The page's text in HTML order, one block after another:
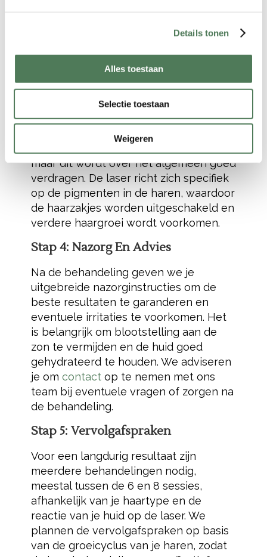
Details tonen
Alles toestaan
Selectie toestaan
Weigeren
is de
behandeling vrijwel pijnloos en wordt
de huid tegelijkertijd beschermd tegen
oververhitting.
De behandeling duurt meestal tussen
de 20 en 30 minuten, afhankelijk van
het te behandelen gebied. Je kunt een
maar dit wordt over het algemeen goed
verdragen. De laser richt zich specifiek
op de pigmenten in de haren, waardoor
de haarzakjes worden uitgeschakeld en
verdere haargroei wordt voorkomen.
Stap 4: Nazorg En Advies
Na de behandeling geven we je
uitgebreide nazorginstructies om de
beste resultaten te garanderen en
eventuele irritaties te voorkomen. Het
is belangrijk om blootstelling aan de
zon te vermijden en de huid goed
gehydrateerd te houden. We adviseren
je om contactop te nemen met ons
team bij eventuele vragen of zorgen na
de behandeling.
Stap 5: Vervolgafspraken
Voor een langdurig resultaat zijn
meerdere behandelingen nodig,
meestal tussen de 6 en 8 sessies,
afhankelijk van je haartype en de
reactie van je huid op de laser. We
plannen de vervolgafspraken op basis
van de groeicyclus van je haren, zodat